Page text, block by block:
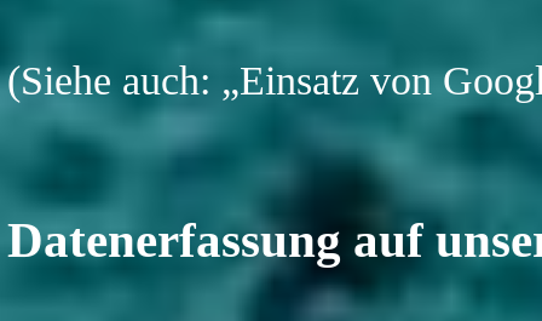
(Siehe auch: „Einsatz von
Datenerfassung auf